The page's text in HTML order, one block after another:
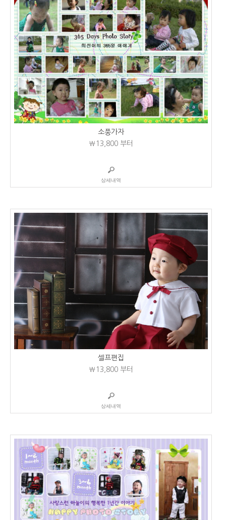
소풍가자
₩13,800부터
상세내역
셀프편집
₩13,800부터
상세내역